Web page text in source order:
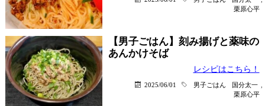
栗原心平
【男子ごはん】刻み揚げと薬味の
あんかけそば
レシピはこちら！
2025/06/01 男子ごはん 国分太一
栗原心平